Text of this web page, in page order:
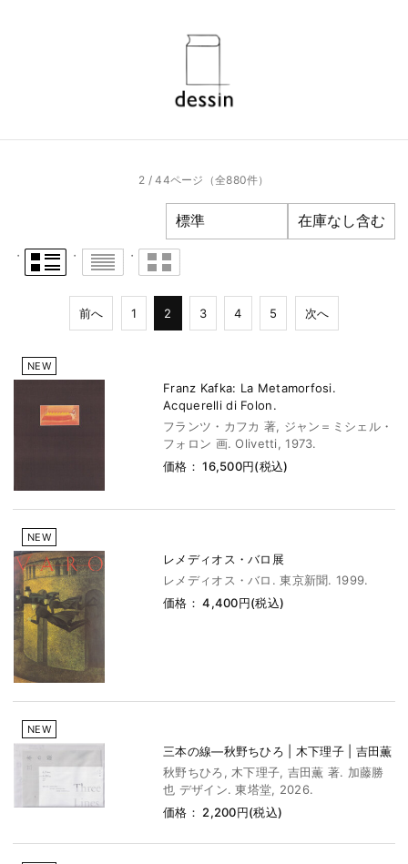
2 / 44ページ （全880件）
前へ 1 2 3 4 5 次へ
NEW
Franz Kafka: La Metamorfosi.
Acquerelli di Folon.
フランツ・カフカ 著, ジャン＝ミシェル・
フォロン 画. Olivetti, 1973.
価格： 16,500円(税込)
NEW
レメディオス・バロ展
レメディオス・バロ. 東京新聞. 1999.
価格： 4,400円(税込)
NEW
三本の線―秋野ちひろ | 木下理子 | 吉田薫
秋野ちひろ, 木下理子, 吉田薫 著. 加藤勝
也 デザイン. 東塔堂, 2026.
価格： 2,200円(税込)